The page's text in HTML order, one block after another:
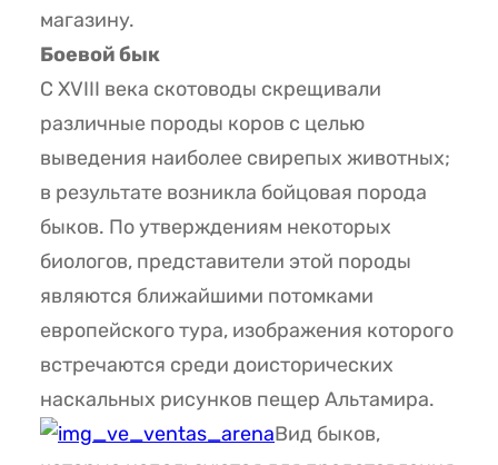
магазину.
Боевой бык
С XVIII века скотоводы скрещивали
различные породы коров с целью
выведения наиболее свирепых животных;
в результате возникла бойцовая порода
быков. По утверждениям некоторых
биологов, представители этой породы
являются ближайшими потомками
европейского тура, изображения которого
встречаются среди доисторических
наскальных рисунков пещер Альтамира.
Вид быков,